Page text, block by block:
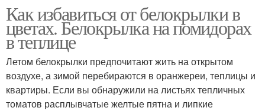
Аммиак от белокрылки Сильное средство
Средства от
белокрылки
Как избавиться от белокрылки в
цветах. Белокрылка на помидорах
в теплице
Летом белокрылки предпочитают жить на открытом
воздухе, а зимой перебираются в оранжереи, теплицы и
квартиры. Если вы обнаружили на листьях тепличных
томатов расплывчатые желтые пятна и липкие